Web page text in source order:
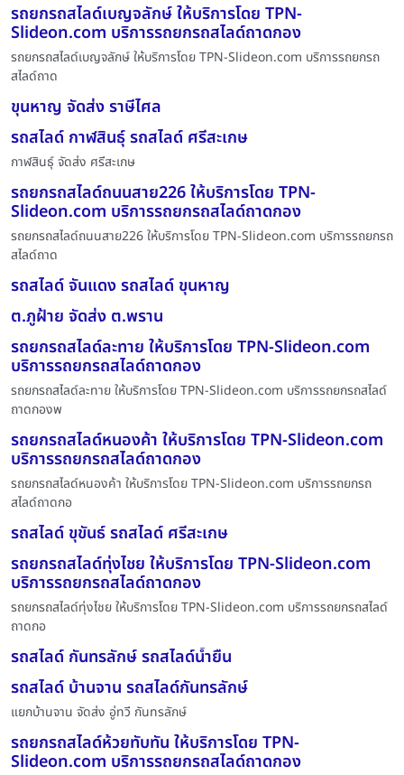
รถยกรถสไลด์เบญจลักษ์ ให้บริการโดย TPN-
Slideon.com บริการรถยกรถสไลด์ถาดกอง
รถยกรถสไลด์เบญจลักษ์ ให้บริการโดย TPN-Slideon.com บริการรถยกรถ
สไลด์ถาด
ขุนหาญ จัดส่ง ราษีไศล
รถสไลด์ กาฬสินธุ์ รถสไลด์ ศรีสะเกษ
กาฬสินธุ์ จัดส่ง ศรีสะเกษ
รถยกรถสไลด์ถนนสาย226 ให้บริการโดย TPN-
Slideon.com บริการรถยกรถสไลด์ถาดกอง
รถยกรถสไลด์ถนนสาย226 ให้บริการโดย TPN-Slideon.com บริการรถยกรถ
สไลด์ถาด
รถสไลด์ จันแดง รถสไลด์ ขุนหาญ
ต.ภูฝ้าย จัดส่ง ต.พราน
รถยกรถสไลด์ละทาย ให้บริการโดย TPN-Slideon.com
บริการรถยกรถสไลด์ถาดกอง
รถยกรถสไลด์ละทาย ให้บริการโดย TPN-Slideon.com บริการรถยกรถสไลด์
ถาดกองพ
รถยกรถสไลด์หนองค้า ให้บริการโดย TPN-Slideon.com
บริการรถยกรถสไลด์ถาดกอง
รถยกรถสไลด์หนองค้า ให้บริการโดย TPN-Slideon.com บริการรถยกรถ
สไลด์ถาดกอ
รถสไลด์ ขุขันธ์ รถสไลด์ ศรีสะเกษ
รถยกรถสไลด์ทุ่งไชย ให้บริการโดย TPN-Slideon.com
บริการรถยกรถสไลด์ถาดกอง
รถยกรถสไลด์ทุ่งไชย ให้บริการโดย TPN-Slideon.com บริการรถยกรถสไลด์
ถาดกอ
รถสไลด์ กันทรลักษ์ รถสไลด์น้ำยืน
รถสไลด์ บ้านจาน รถสไลด์กันทรลักษ์
แยกบ้านจาน จัดส่ง อู่ทวี กันทรลักษ์
รถยกรถสไลด์ห้วยทับทัน ให้บริการโดย TPN-
Slideon.com บริการรถยกรถสไลด์ถาดกอง